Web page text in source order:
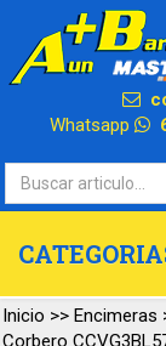
Whatsapp
Inicio >> Encimeras
Corbero